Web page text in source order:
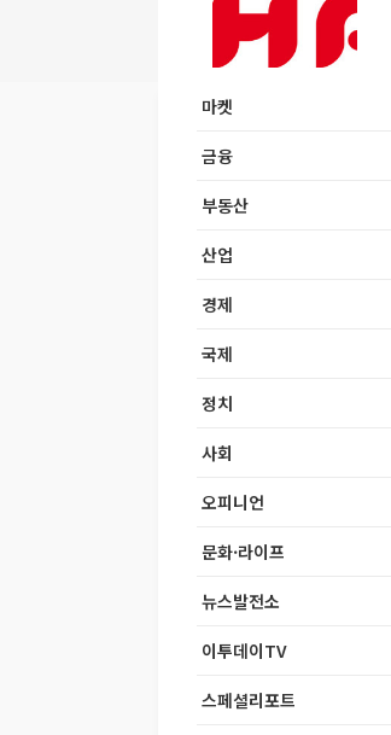
마켓
금융
부동산
산업
경제
국제
정치
사회
오피니언
문화·라이프
뉴스발전소
이투데이TV
스페셜리포트